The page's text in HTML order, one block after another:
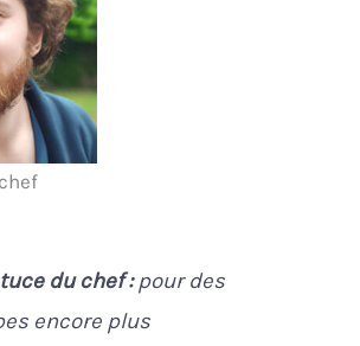
du chef :pour des
encore plus